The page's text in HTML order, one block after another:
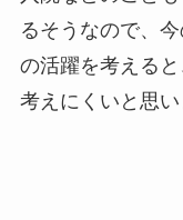
るそうなので、
の活躍を考える
考えにくいと思い